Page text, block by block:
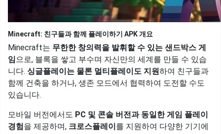
Minecraft: 친구들과 함께 플레이하기 APK 개요
Minecraft는 무한한 창의력을 발휘할 수 있는 샌드박스 게
임으로, 블록을 쌓고 부수며 자신만의 세계를 만들 수 있습
니다. 싱글플레이는 물론 멀티플레이도 지원하여 친구들과
함께 건축을 하거나, 생존 모드에서 협력하여 도전할 수도
있습니다.
모바일 버전에서도 PC 및 콘솔 버전과 동일한 게임 플레이
경험을 제공하며, 크로스플레이를 지원하여 다양한 기기에